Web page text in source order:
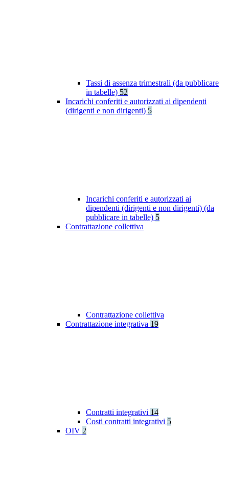
Tassi di assenza trimestrali (da pubblicare
in tabelle) 52
Incarichi conferiti e autorizzati ai dipendenti
(dirigenti e non dirigenti) 5
Incarichi conferiti e autorizzati ai
dipendenti (dirigenti e non dirigenti) (da
pubblicare in tabelle) 5
Contrattazione collettiva
Contrattazione collettiva
Contrattazione integrativa 19
Contratti integrativi 14
Costi contratti integrativi 5
OIV 2